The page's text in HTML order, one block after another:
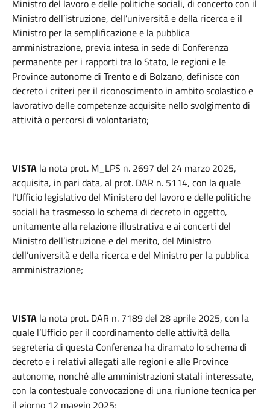
Ministro del lavoro e delle politiche sociali, di concerto con il
Ministro dell’istruzione, dell’università e della ricerca e il
Ministro per la semplificazione e la pubblica
amministrazione, previa intesa in sede di Conferenza
permanente per i rapporti tra lo Stato, le regioni e le
Province autonome di Trento e di Bolzano, definisce con
decreto i criteri per il riconoscimento in ambito scolastico e
lavorativo delle competenze acquisite nello svolgimento di
attività o percorsi di volontariato;
VISTA la nota prot. M_LPS n. 2697 del 24 marzo 2025,
acquisita, in pari data, al prot. DAR n. 5114, con la quale
l’Ufficio legislativo del Ministero del lavoro e delle politiche
sociali ha trasmesso lo schema di decreto in oggetto,
unitamente alla relazione illustrativa e ai concerti del
Ministro dell’istruzione e del merito, del Ministro
dell’università e della ricerca e del Ministro per la pubblica
amministrazione;
VISTA la nota prot. DAR n. 7189 del 28 aprile 2025, con la
quale l’Ufficio per il coordinamento delle attività della
segreteria di questa Conferenza ha diramato lo schema di
decreto e i relativi allegati alle regioni e alle Province
autonome, nonché alle amministrazioni statali interessate,
con la contestuale convocazione di una riunione tecnica per
il giorno 12 maggio 2025;